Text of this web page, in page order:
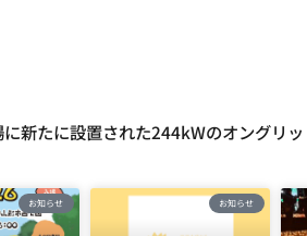
新たに設置された244kWのオングリ
お知らせ お知らせ